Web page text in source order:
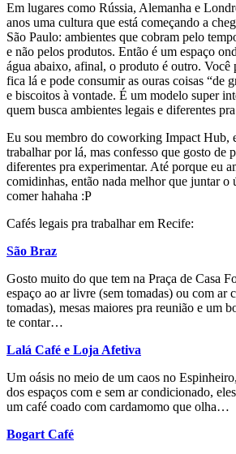
Em lugares como Rússia, Alemanha e
anos uma cultura que está começando a
São Paulo: ambientes que cobram pelo
e não pelos produtos. Então é um espaço
água abaixo, afinal, o produto é outro. Você
fica lá e pode consumir as ouras coisas “de
e biscoitos à vontade. É um modelo super
quem busca ambientes legais e diferentes
Eu sou membro do coworking Impact Hub,
trabalhar por lá, mas confesso que gosto de
diferentes pra experimentar. Até porque eu
comidinhas, então nada melhor que juntar o
comer hahaha :P
Cafés legais pra trabalhar em Recife:
São Braz
Gosto muito do que tem na Praça de Casa
espaço ao ar livre (sem tomadas) ou com ar
tomadas), mesas maiores pra reunião e um
te contar…
Lalá Café e Loja Afetiva
Um oásis no meio de um caos no
dos espaços com e sem ar condicionado,
um café coado com cardamomo que olha…
Bogart Café